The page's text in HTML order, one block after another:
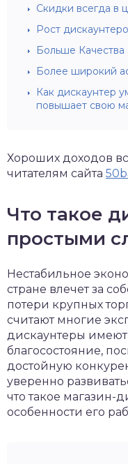
Скидки всегда в
Рост
Больше Качества
Более широкий
Как дискаунтер
повышает свою
Хороших доходов
читателям сайта
Что такое
простыми
Нестабильное
стране влечет за
потери крупных
считают многие
дискаунтеры
благосостояние,
достойную
уверенно
что такое магазин-
особенности его